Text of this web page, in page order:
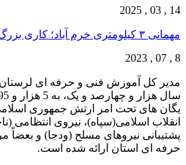
14 , 03 , 2025
مهمانی ۳ کیلومتری خرم آباد؛ کاری بزرگ با چند نقد کوچک
8 , 07 , 2023
مدیر کل آموزش فنی و حرفه ای لرستان
یگان های تحت امر ارتش جمهوری
انقلاب اسلامی(سپاه)، نیروی انتظامی
پشتیبانی نیروهای مسلح (ودجا) و بعضاً
حرفه ای استان ارائه شده است.